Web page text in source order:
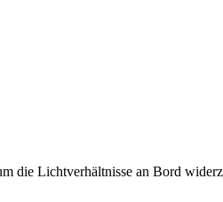
die Lichtverhältnisse an Bord